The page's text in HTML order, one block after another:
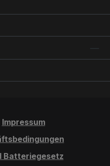
Impressum
Batteriegesetz